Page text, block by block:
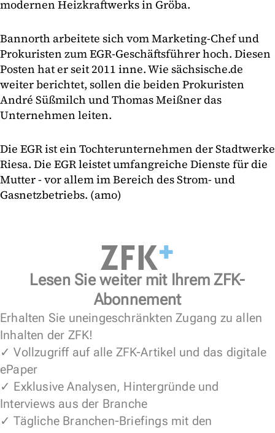
modernen Heizkraftwerks in Gröba.
Bannorth arbeitete sich vom Marketing-Chef und
Prokuristen zum EGR-Geschäftsführer hoch. Diesen
Posten hat er seit 2011 inne. Wie sächsische.de
weiter berichtet, sollen die beiden Prokuristen
André Süßmilch und Thomas Meißner das
Unternehmen leiten.
Die EGR ist ein Tochterunternehmen der Stadtwerke
Riesa. Die EGR leistet umfangreiche Dienste für die
Mutter - vor allem im Bereich des Strom- und
Gasnetzbetriebs. (amo)
Lesen Sie weiter mit Ihrem ZFK-
Abonnement
Erhalten Sie uneingeschränkten Zugang zu allen
Inhalten der ZFK!
✓ Vollzugriff auf alle ZFK-Artikel und das digitale
ePaper
✓ Exklusive Analysen, Hintergründe und
Interviews aus der Branche
✓ Tägliche Branchen-Briefings mit den